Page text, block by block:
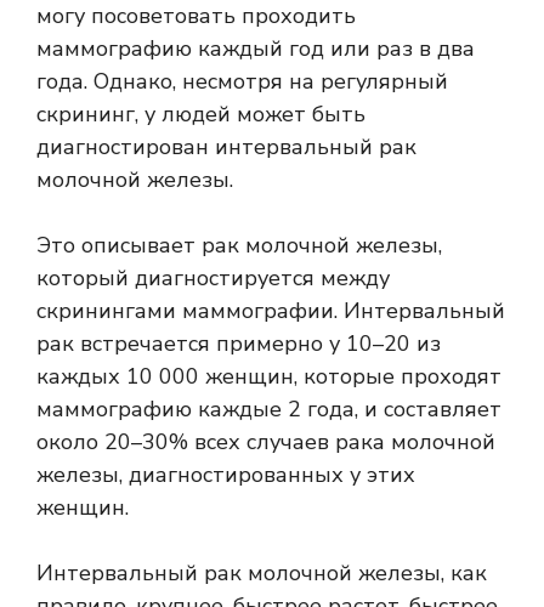
могу посоветовать проходить
маммографию каждый год или раз в два
года. Однако, несмотря на регулярный
скрининг, у людей может быть
диагностирован интервальный рак
молочной железы.
Это описывает рак молочной железы,
который диагностируется между
скринингами маммографии. Интервальный
рак встречается примерно у 10–20 из
каждых 10 000 женщин, которые проходят
маммографию каждые 2 года, и составляет
около 20–30% всех случаев рака молочной
железы, диагностированных у этих
женщин.
Интервальный рак молочной железы, как